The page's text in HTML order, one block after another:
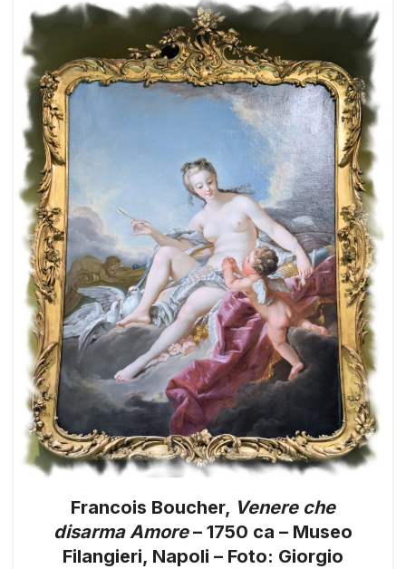
Francois Boucher, Venere che
disarma Amore– 1750 ca – Museo
Filangieri, Napoli – Foto: Giorgio